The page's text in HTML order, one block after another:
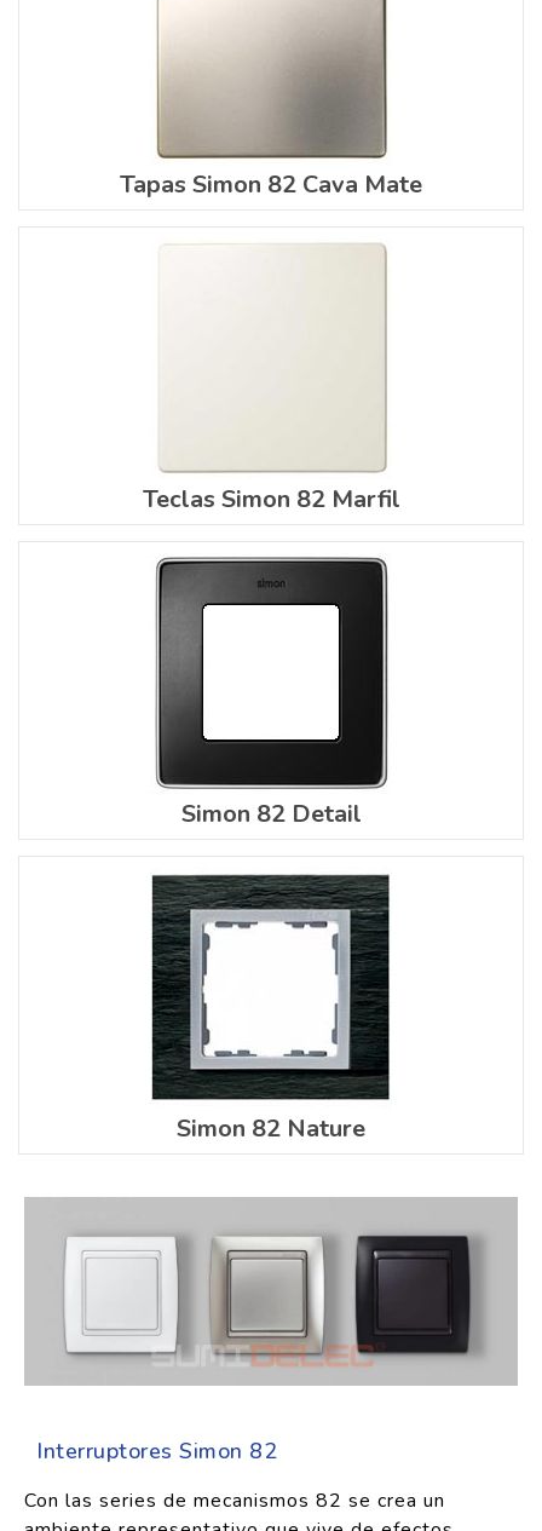
Tapas Simon 82 Cava Mate
Teclas Simon 82 Marfil
Simon 82 Detail
Simon 82 Nature
Interruptores Simon 82
Con las series de mecanismos 82 se crea un